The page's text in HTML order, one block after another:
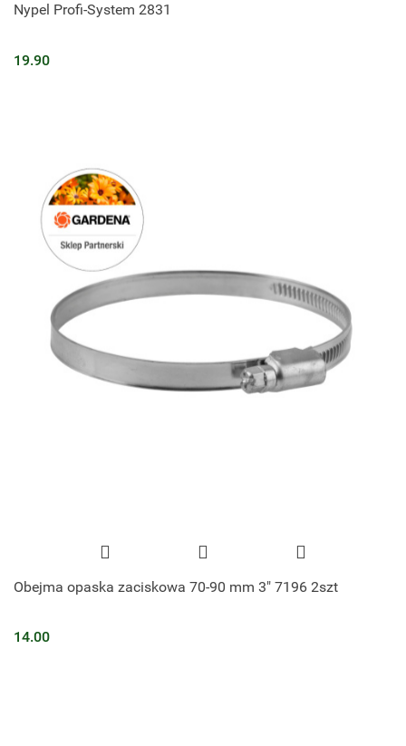
Nypel Profi-System 2831
19.90
Obejma opaska zaciskowa 70-90 mm 3" 7196 2szt
14.00